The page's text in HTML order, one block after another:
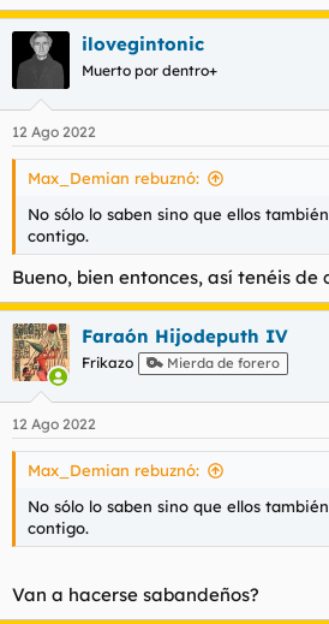
e
a
c
e
s
ilovegintonic
Muerto por dentro+
12 Ago 2022
Max_Demian rebuznó:
No sólo lo saben sino que ellos
contigo.
Bueno, bien entonces, así tenéis de
Faraón Hijodeputh IV
Frikazo Mierda de forero
12 Ago 2022
Max_Demian rebuznó:
No sólo lo saben sino que ellos
contigo.
Van a hacerse sabandeños?